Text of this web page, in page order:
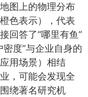
图上的物理分布
色表示），代表
回答了“哪里有鱼”
度”与企业自身的
用场景）相结
，可能会发现全
绕著名研究机